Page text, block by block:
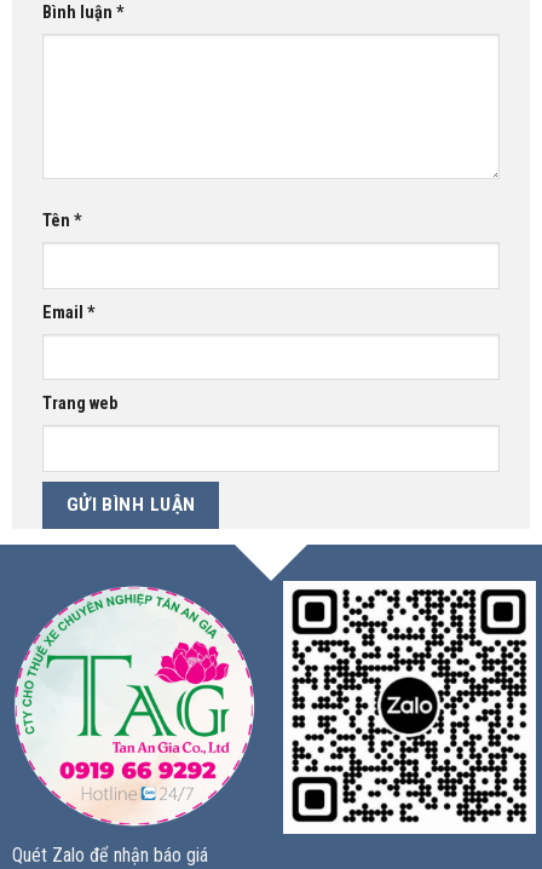
Bình luận *
Tên *
Email *
Trang web
Quét Zalo để nhận báo giá